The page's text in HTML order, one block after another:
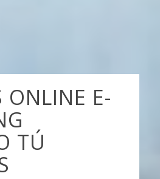
ONLINE E-
TÚ